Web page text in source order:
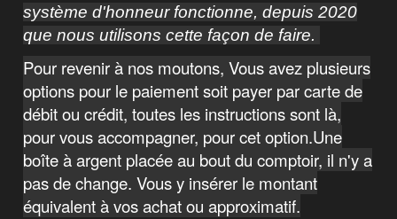
système d'honneur fonctionne, depuis 2020
que nous utilisons cette façon de faire.
Pour revenir à nos moutons, Vous avez plusieurs
options pour le paiement soit payer par carte de
débit ou crédit, toutes les instructions sont là,
pour vous accompagner, pour cet option.Une
boîte à argent placée au bout du comptoir, il n'y a
pas de change. Vous y insérer le montant
équivalent à vos achat ou approximatif.